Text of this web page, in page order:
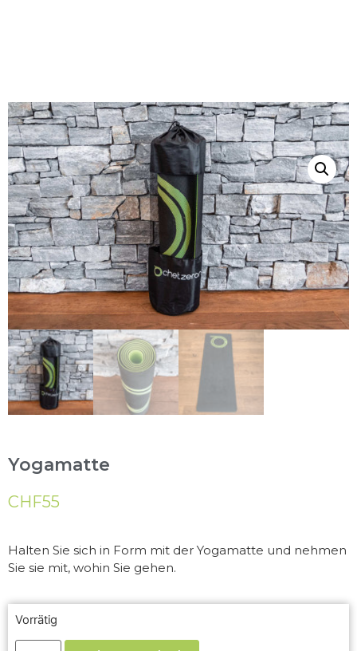
Yogamatte
CHF55
Halten Sie sich in Form mit der Yogamatte und nehmen
Sie sie mit, wohin Sie gehen.
Vorrätig